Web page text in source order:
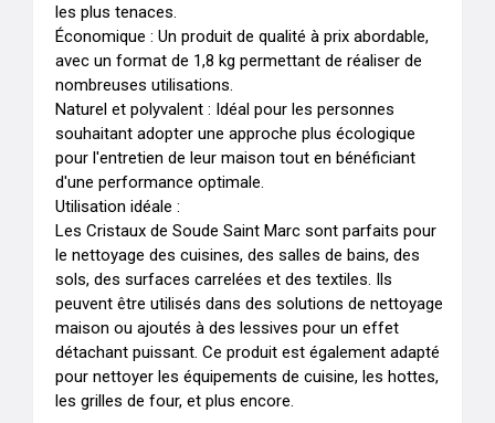
les plus tenaces.
Économique : Un produit de qualité à prix abordable,
avec un format de 1,8 kg permettant de réaliser de
nombreuses utilisations.
Naturel et polyvalent : Idéal pour les personnes
souhaitant adopter une approche plus écologique
pour l'entretien de leur maison tout en bénéficiant
d'une performance optimale.
Utilisation idéale :
Les Cristaux de Soude Saint Marc sont parfaits pour
le nettoyage des cuisines, des salles de bains, des
sols, des surfaces carrelées et des textiles. Ils
peuvent être utilisés dans des solutions de nettoyage
maison ou ajoutés à des lessives pour un effet
détachant puissant. Ce produit est également adapté
pour nettoyer les équipements de cuisine, les hottes,
les grilles de four, et plus encore.